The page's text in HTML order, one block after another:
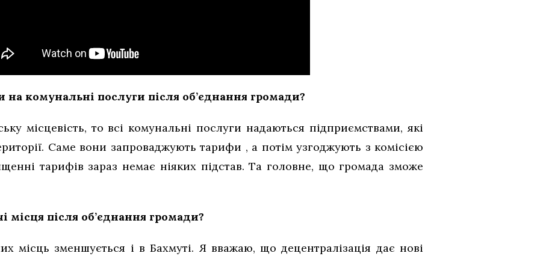
комунальні послуги після об’єднання громади?
місцевість, то всі комунальні послуги надаються підприємствами, які
Саме вони запроваджують тарифи , а потім узгоджують з комісією
тарифів зараз немає ніяких підстав. Та головне, що громада зможе
місця після об’єднання громади?
місць зменшується і в Бахмуті. Я вважаю, що децентралізація дає нові